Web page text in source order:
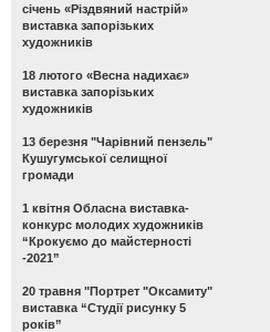
січень «Різдвяний настрій»
виставка запорізьких
художників
18 лютого «Весна надихає»
виставка запорізьких
художників
13 березня "Чарівний пензель"
Кушугумської селищної
громади
1 квітня Обласна виставка-
конкурс молодих художників
“Крокуємо до майстерності
-2021”
20 травня "Портрет "Оксамиту"
виставка “Студії рисунку 5
років”